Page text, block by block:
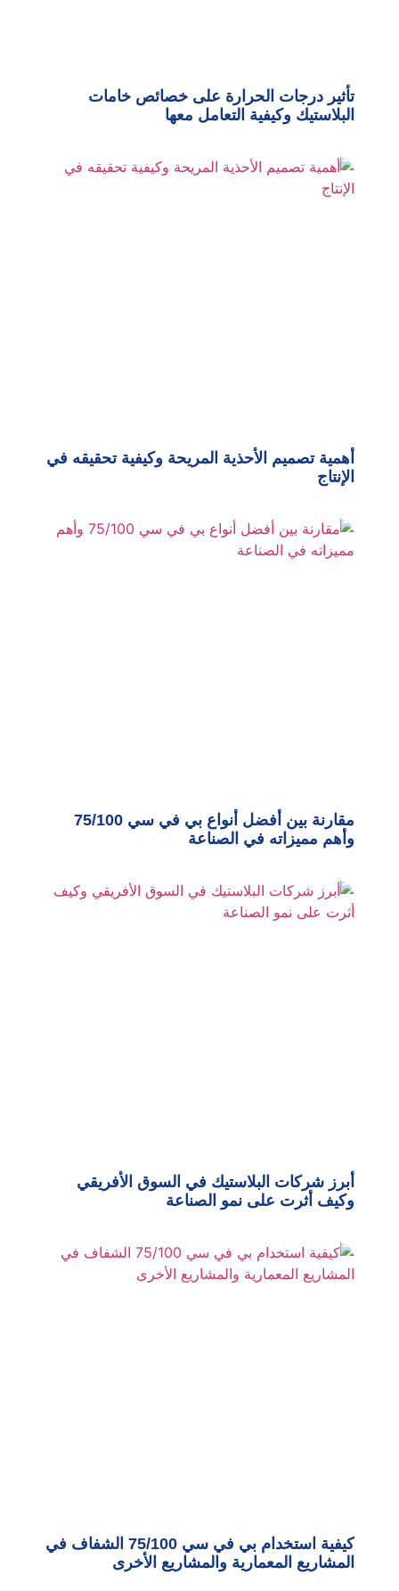
تأثير درجات الحرارة على خصائص خامات
البلاستيك وكيفية التعامل معها
أهمية تصميم الأحذية المريحة وكيفية تحقيقه في
الإنتاج
مقارنة بين أفضل أنواع بي في سي 75/100
وأهم مميزاته في الصناعة
أبرز شركات البلاستيك في السوق الأفريقي
وكيف أثرت على نمو الصناعة
كيفية استخدام بي في سي 75/100 الشفاف في
المشاريع المعمارية والمشاريع الأخرى